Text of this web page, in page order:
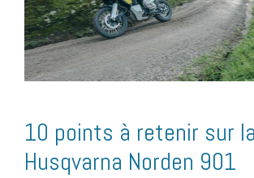
10 points à retenir sur la
Husqvarna Norden 901